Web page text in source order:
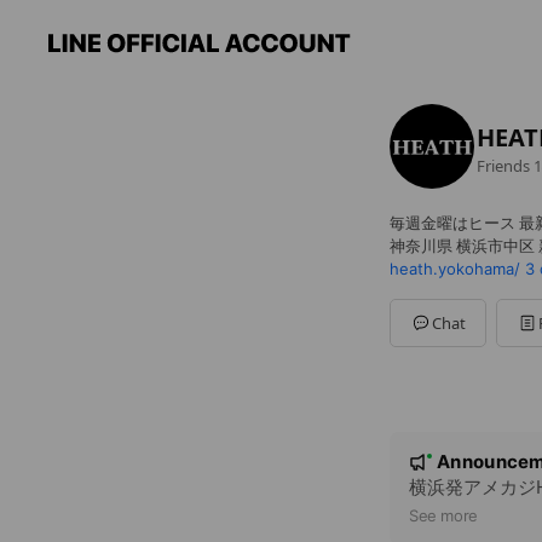
Friends
毎週金曜はヒース 最
神奈川県 横浜市中区
heath.yokohama/ 3
Chat
New
横浜発アメカジ
See more